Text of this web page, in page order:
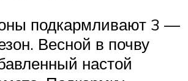
подкармливают 3 —
Весной в почву
настой